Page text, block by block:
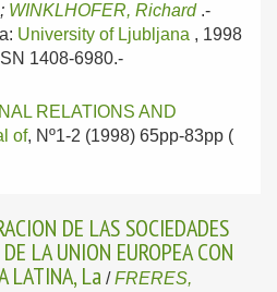
WINKLHOFER, Richard .-
University of Ljubljana , 1998
1408-6980.-
RELATIONS AND
of, Nº1-2 (1998) 65pp-83pp (
DE LAS SOCIEDADES
LA UNION EUROPEA CON
LATINA, La /FRERES,